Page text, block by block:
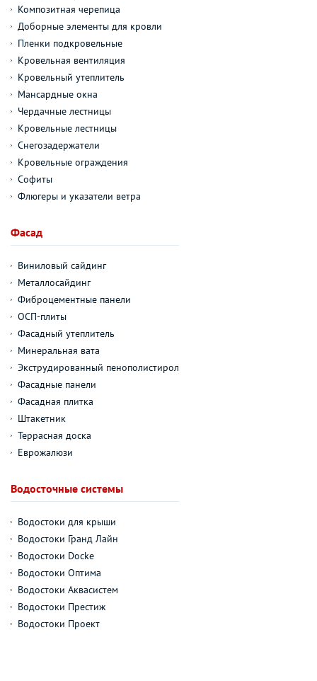
Композитная черепица
Доборные элементы для кровли
Пленки подкровельные
Кровельная вентиляция
Кровельный утеплитель
Мансардные окна
Чердачные лестницы
Кровельные лестницы
Снегозадержатели
Кровельные ограждения
Софиты
Флюгеры и указатели ветра
Фасад
Виниловый сайдинг
Металлосайдинг
Фиброцементные панели
ОСП-плиты
Фасадный утеплитель
Минеральная вата
Экструдированный пенополистирол
Фасадные панели
Фасадная плитка
Штакетник
Террасная доска
Еврожалюзи
Водосточные системы
Водостоки для крыши
Водостоки Гранд Лайн
Водостоки Docke
Водостоки Оптима
Водостоки Аквасистем
Водостоки Престиж
Водостоки Проект